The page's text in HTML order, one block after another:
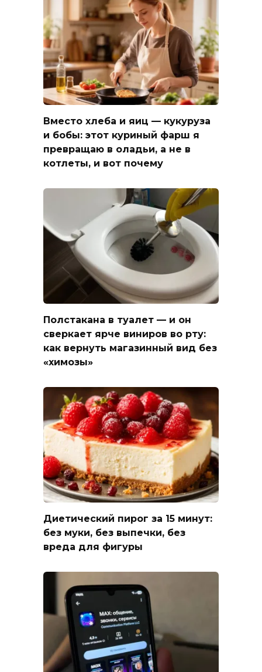
Вместо хлеба и яиц — кукуруза
и бобы: этот куриный фарш я
превращаю в оладьи, а не в
котлеты, и вот почему
Полстакана в туалет — и он
сверкает ярче виниров во рту:
как вернуть магазинный вид без
«химозы»
Диетический пирог за 15 минут:
без муки, без выпечки, без
вреда для фигуры